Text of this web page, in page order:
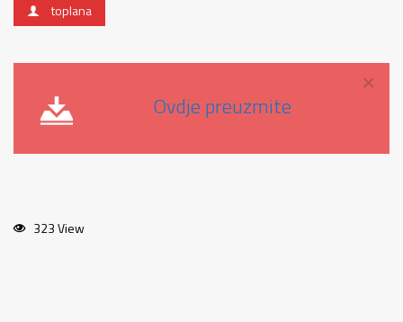
toplana
Ovdje preuzmite
×
323 View